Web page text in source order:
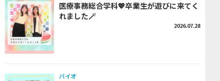
医療事務総合学科💖卒業生が遊びに来てく
れました🪄
2026.07.28
バイオ